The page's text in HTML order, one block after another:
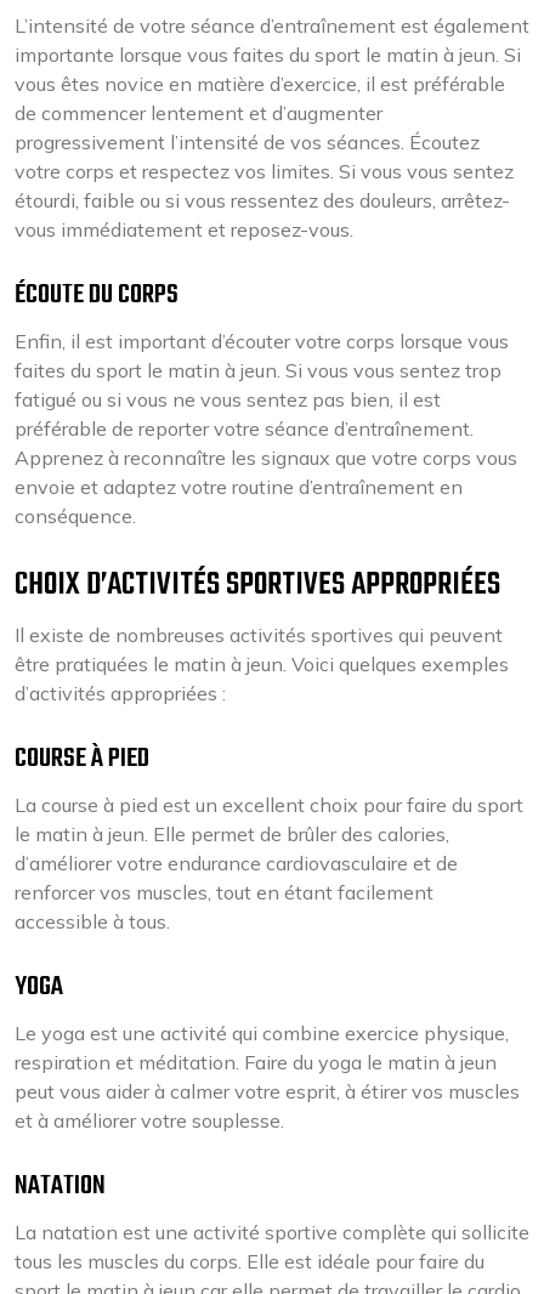
L’intensité de votre séance d’entraînement est également
importante lorsque vous faites du sport le matin à jeun. Si
vous êtes novice en matière d’exercice, il est préférable
de commencer lentement et d’augmenter
progressivement l’intensité de vos séances. Écoutez
votre corps et respectez vos limites. Si vous vous sentez
étourdi, faible ou si vous ressentez des douleurs, arrêtez-
vous immédiatement et reposez-vous.
ÉCOUTE DU CORPS
Enfin, il est important d’écouter votre corps lorsque vous
faites du sport le matin à jeun. Si vous vous sentez trop
fatigué ou si vous ne vous sentez pas bien, il est
préférable de reporter votre séance d’entraînement.
Apprenez à reconnaître les signaux que votre corps vous
envoie et adaptez votre routine d’entraînement en
conséquence.
CHOIX D’ACTIVITÉS SPORTIVES APPROPRIÉES
Il existe de nombreuses activités sportives qui peuvent
être pratiquées le matin à jeun. Voici quelques exemples
d’activités appropriées :
COURSE À PIED
La course à pied est un excellent choix pour faire du sport
le matin à jeun. Elle permet de brûler des calories,
d’améliorer votre endurance cardiovasculaire et de
renforcer vos muscles, tout en étant facilement
accessible à tous.
YOGA
Le yoga est une activité qui combine exercice physique,
respiration et méditation. Faire du yoga le matin à jeun
peut vous aider à calmer votre esprit, à étirer vos muscles
et à améliorer votre souplesse.
NATATION
La natation est une activité sportive complète qui sollicite
tous les muscles du corps. Elle est idéale pour faire du